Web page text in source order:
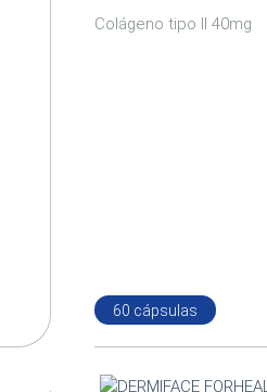
Colágeno tipo II 40mg
60 cápsulas